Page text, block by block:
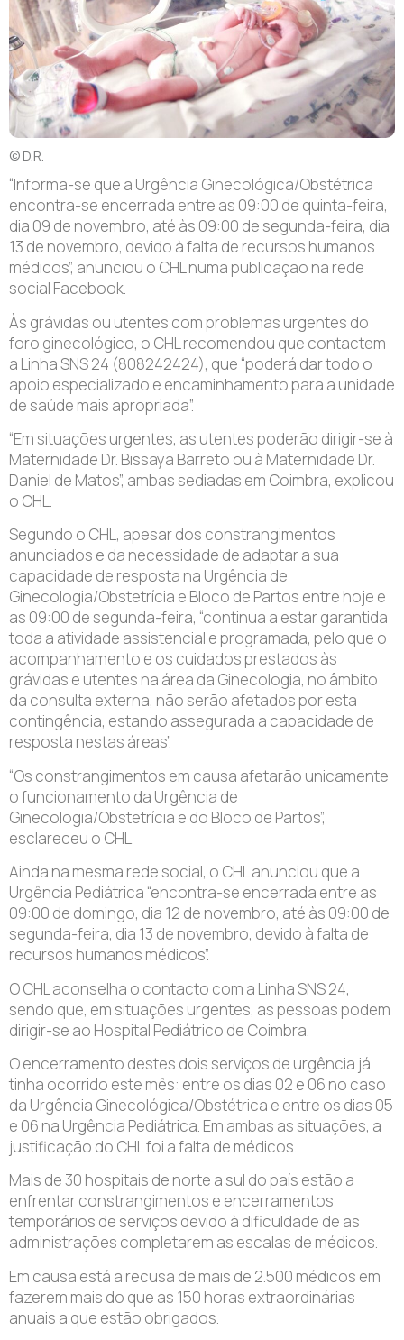
© D.R.
“Informa-se que a Urgência Ginecológica/Obstétrica
encontra-se encerrada entre as 09:00 de quinta-feira,
dia 09 de novembro, até às 09:00 de segunda-feira, dia
13 de novembro, devido à falta de recursos humanos
médicos”, anunciou o CHL numa publicação na rede
social Facebook.
Às grávidas ou utentes com problemas urgentes do
foro ginecológico, o CHL recomendou que contactem
a Linha SNS 24 (808242424), que “poderá dar todo o
apoio especializado e encaminhamento para a unidade
de saúde mais apropriada”.
“Em situações urgentes, as utentes poderão dirigir-se à
Maternidade Dr. Bissaya Barreto ou à Maternidade Dr.
Daniel de Matos”, ambas sediadas em Coimbra, explicou
o CHL.
Segundo o CHL, apesar dos constrangimentos
anunciados e da necessidade de adaptar a sua
capacidade de resposta na Urgência de
Ginecologia/Obstetrícia e Bloco de Partos entre hoje e
as 09:00 de segunda-feira, “continua a estar garantida
toda a atividade assistencial e programada, pelo que o
acompanhamento e os cuidados prestados às
grávidas e utentes na área da Ginecologia, no âmbito
da consulta externa, não serão afetados por esta
contingência, estando assegurada a capacidade de
resposta nestas áreas”.
“Os constrangimentos em causa afetarão unicamente
o funcionamento da Urgência de
Ginecologia/Obstetrícia e do Bloco de Partos”,
esclareceu o CHL.
Ainda na mesma rede social, o CHL anunciou que a
Urgência Pediátrica “encontra-se encerrada entre as
09:00 de domingo, dia 12 de novembro, até às 09:00 de
segunda-feira, dia 13 de novembro, devido à falta de
recursos humanos médicos”.
O CHL aconselha o contacto com a Linha SNS 24,
sendo que, em situações urgentes, as pessoas podem
dirigir-se ao Hospital Pediátrico de Coimbra.
O encerramento destes dois serviços de urgência já
tinha ocorrido este mês: entre os dias 02 e 06 no caso
da Urgência Ginecológica/Obstétrica e entre os dias 05
e 06 na Urgência Pediátrica. Em ambas as situações, a
justificação do CHL foi a falta de médicos.
Mais de 30 hospitais de norte a sul do país estão a
enfrentar constrangimentos e encerramentos
temporários de serviços devido à dificuldade de as
administrações completarem as escalas de médicos.
Em causa está a recusa de mais de 2.500 médicos em
fazerem mais do que as 150 horas extraordinárias
anuais a que estão obrigados.